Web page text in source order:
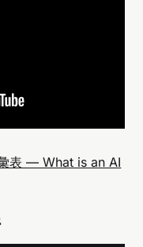
表 — What is an AI